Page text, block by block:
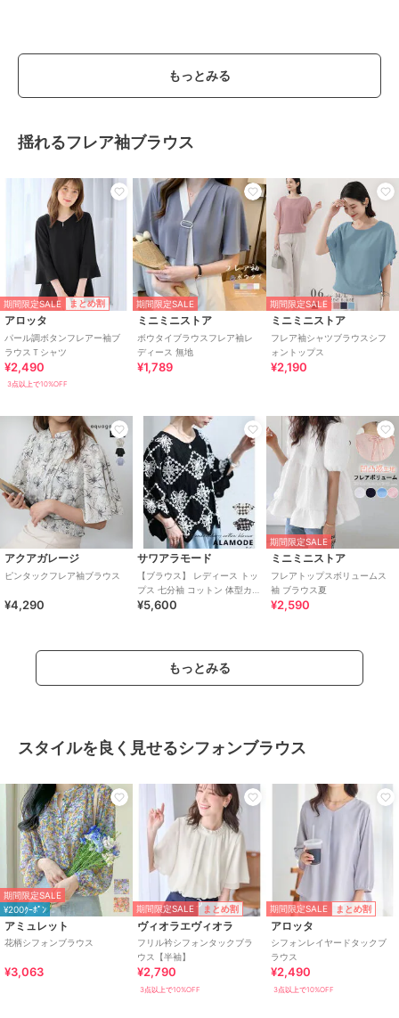
もっとみる
揺れるフレア袖ブラウス
期間限定SALE まとめ割
アロッタ
パール調ボタンフレアー袖ブ
ラウスＴシャツ
¥2,490
3点以上で10%OFF
期間限定SALE
ミニミニストア
ボウタイブラウスフレア袖レ
ディース 無地
¥1,789
期間限定SALE
ミニミニストア
フレア袖シャツブラウスシフ
ォントップス
¥2,190
アクアガレージ
ピンタックフレア袖ブラウス
¥4,290
サワアラモード
【ブラウス】 レディース トッ
プス 七分袖 コットン 体型カバ
ー ゆったり フレアスリーブ 春
¥5,600
期間限定SALE
ミニミニストア
フレアトップスボリュームス
袖 ブラウス夏
¥2,590
もっとみる
スタイルを良く見せるシフォンブラウス
期間限定SALE
¥200ｸｰﾎﾟﾝ
アミュレット
花柄シフォンブラウス
¥3,063
期間限定SALE まとめ割
ヴィオラエヴィオラ
フリル衿シフォンタックブラ
ウス【半袖】
¥2,790
3点以上で10%OFF
期間限定SALE まとめ割
アロッタ
シフォンレイヤードタックブ
ラウス
¥2,490
3点以上で10%OFF